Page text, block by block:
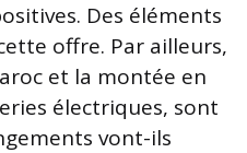
Des éléments
offre. Par ailleurs,
et la montée en
électriques, sont
vont-ils